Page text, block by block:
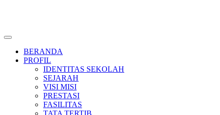
BERANDA
PROFIL
IDENTITAS SEKOLAH
SEJARAH
VISI MISI
PRESTASI
FASILITAS
TATA TERTIB